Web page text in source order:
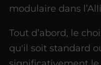
modulaire dans
Tout d’abord, le
qu'il soit standard